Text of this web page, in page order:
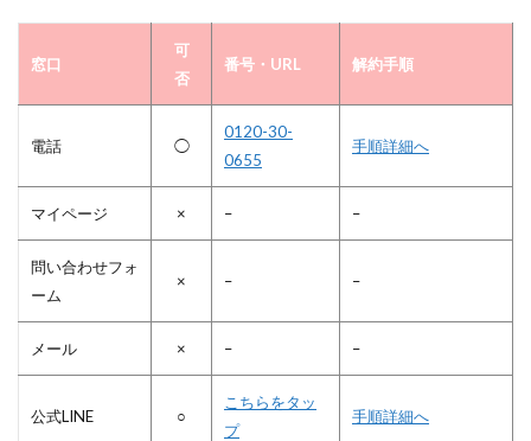
窓口
可
否
番号・URL 解約手順
電話 ◯
0120-30-
0655
手順詳細へ
マイページ × – –
問い合わせフォ
ーム
× – –
メール × – –
公式LINE ○
こちらをタッ
プ
手順詳細へ